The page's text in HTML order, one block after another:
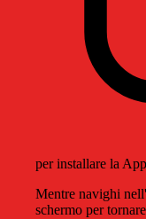
per installare la
Mentre navighi
schermo per